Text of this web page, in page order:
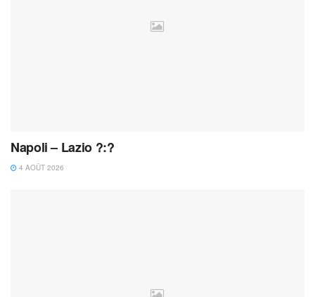
Napoli – Lazio ?:?
4 AOÛT 2026